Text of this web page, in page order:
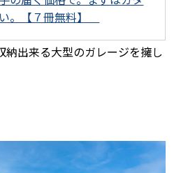
。【７冊無料】
納出来る大型のガレージを擁し